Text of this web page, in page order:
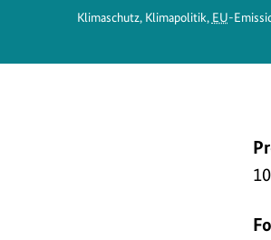
Klimaschutz, Klimapolitik, EU-